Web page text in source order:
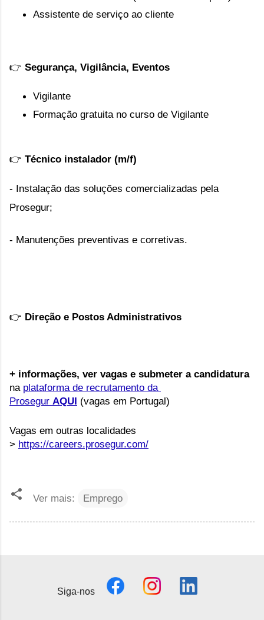
Assistente de serviço ao cliente
👉 Segurança, Vigilância, Eventos
Vigilante
Formação gratuita no curso de Vigilante
👉 Técnico instalador (m/f)
- Instalação das soluções comercializadas pela
Prosegur;
- Manutenções preventivas e corretivas.
👉 Direção e Postos Administrativos
+ informações, ver vagas e submeter a candidatura
na plataforma de recrutamento da
Prosegur AQUI (vagas em Portugal)
Vagas em outras localidades
> https://careers.prosegur.com/
Ver mais: Emprego
Siga-nos